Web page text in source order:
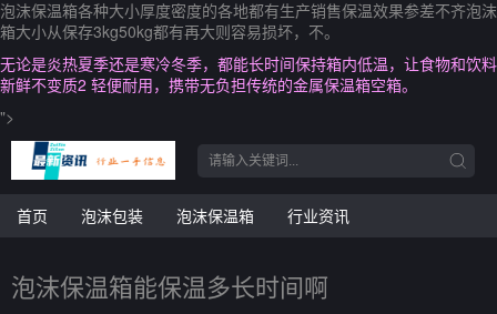
泡沫保温箱各种大小厚度密度的各地都有生产销售保温效果参差不齐泡沫
箱大小从保存3kg50kg都有再大则容易损坏，不。
无论是炎热夏季还是寒冷冬季，都能长时间保持箱内低温，让食物和饮料
新鲜不变质2 轻便耐用，携带无负担传统的金属保温箱空箱。
">
首页 泡沫包装 泡沫保温箱 行业资讯
泡沫保温箱能保温多长时间啊